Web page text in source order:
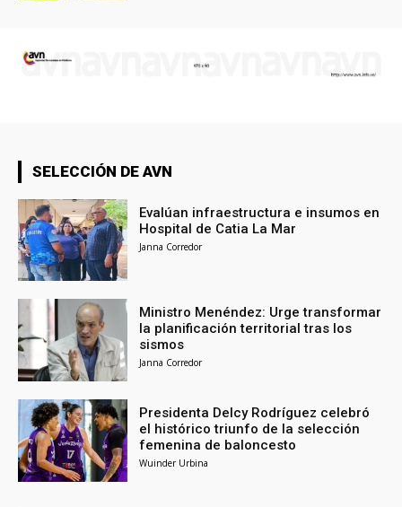
SELECCIÓN DE AVN
Evalúan infraestructura e insumos en
Hospital de Catia La Mar
Janna Corredor
Ministro Menéndez: Urge transformar
la planificación territorial tras los
sismos
Janna Corredor
Presidenta Delcy Rodríguez celebró
el histórico triunfo de la selección
femenina de baloncesto
Wuinder Urbina